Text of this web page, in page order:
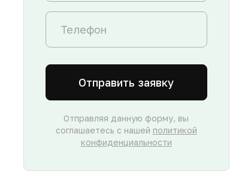
Отправить заявку
Отправляя данную форму, вы
соглашаетесь с нашей политикой
конфиденциальности